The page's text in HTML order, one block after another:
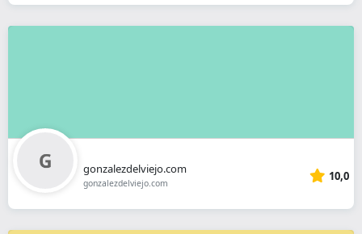
gonzalezdelviejo.com
gonzalezdelviejo.com 10,0